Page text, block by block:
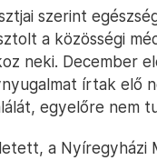
szerint
a közösségi
neki. December
írtak elő
egyelőre nem
a Nyíregyházi